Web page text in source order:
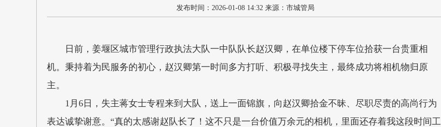
发布时间：2026-01-08 14:32 来源：市城管局
日前，姜堰区城市管理行政执法大队一中队队长赵汉卿，在单位楼下停车位拾获一台贵重相
机。秉持着为民服务的初心，赵汉卿第一时间多方打听、积极寻找失主，最终成功将相机物归原
主。
1月6日，失主蒋女士专程来到大队，送上一面锦旗，向赵汉卿拾金不昧、尽职尽责的高尚行为
表达诚挚谢意。“真的太感谢赵队长了！这不只是一台价值万余元的相机，里面还存着我这段时间工